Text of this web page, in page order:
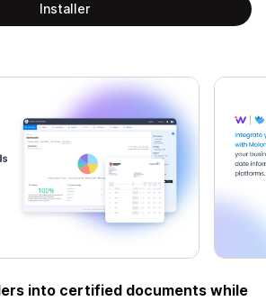
Installer
into certified documents while